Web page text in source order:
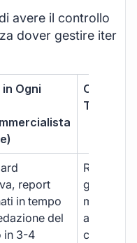
avere il controllo
dover gestire iter
Ogni
report
in tempo
del
in 3-4
Report
gestione
manuale,
con